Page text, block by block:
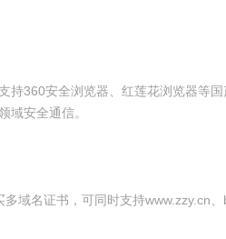
持360安全浏览器、红莲花浏览器等
域安全通信。
域名证书，可同时支持www.zzy.cn、